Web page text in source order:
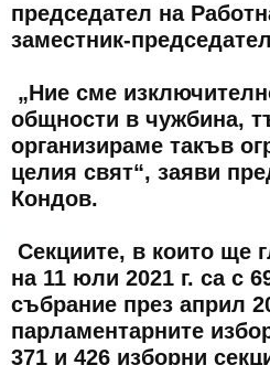
председател на
заместник-
„Ние сме
общности в чужбина,
организираме такъв
целия свят“, заяви
Кондов.
Секциите, в които ще
на 11 юли 2021 г. са с
събрание през април
парламентарните
371 и 426 изборни